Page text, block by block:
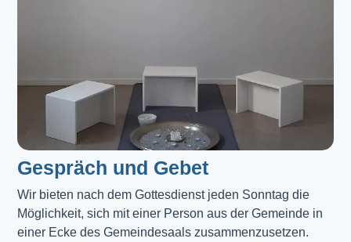
Gespräch und Gebet
Wir bieten nach dem Gottesdienst jeden Sonntag die
Möglichkeit, sich mit einer Person aus der Gemeinde in
einer Ecke des Gemeindesaals zusammenzusetzen.